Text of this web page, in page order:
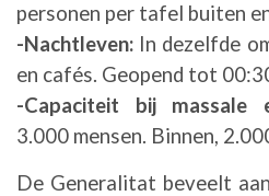
personen per tafel buiten
-Nachtleven: In dezelfde
en cafés. Geopend tot
-Capaciteit bij massale
3.000 mensen. Binnen,
De Generalitat beveelt